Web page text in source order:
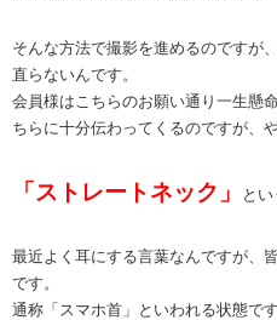
そんな方法で撮影を進めるのですが
直らないんです。
会員様はこちらのお願い通り一生懸
ちらに十分伝わってくるのですが、
「ストレートネック」 と
最近よく耳にする言葉なんですが、
です。
通称「スマホ首」といわれる状態です